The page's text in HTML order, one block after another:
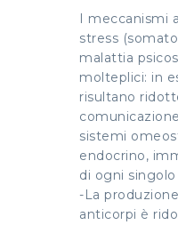
I meccanismi
stress
malattia
molteplici: in
risultano
sistemi
endocrino,
di ogni
-La
anticorpi è